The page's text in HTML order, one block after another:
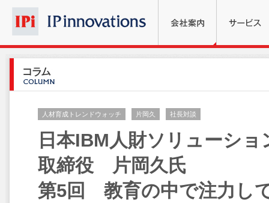
人材育成トレンドウォッチ 片岡久 社長対談
日本IBM人財ソリューショ
取締役 片岡久氏
第5回 教育の中で注力し